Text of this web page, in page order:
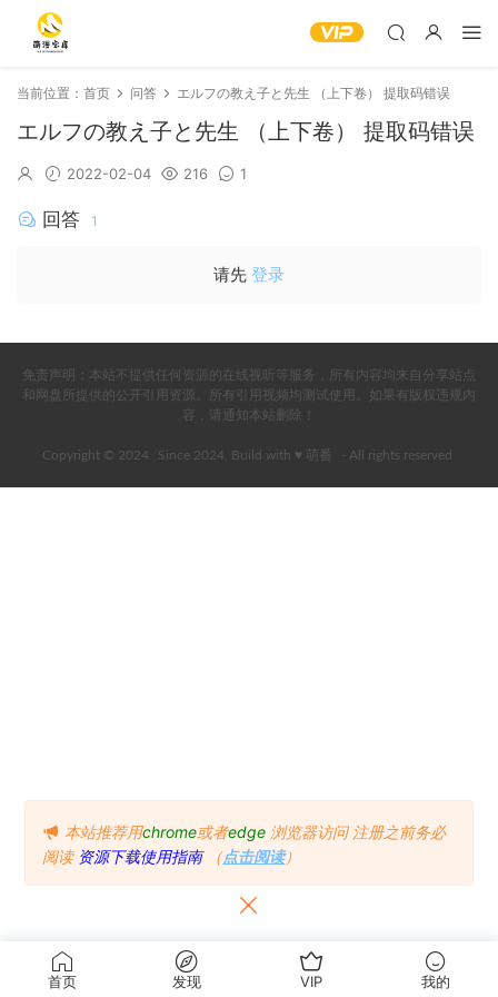
当前位置： 首页 问答 エルフの教え子と先生 （上下卷） 提取码错误
エルフの教え子と先生 （上下卷） 提取码错误
2022-02-04 216 1
回答 1
请先 登录
免责声明：本站不提供任何资源的在线视听等服务，所有内容均来自分享站点
和网盘所提供的公开引用资源。所有引用视频均测试使用。如果有版权违规内
容，请通知本站删除！
Copyright © 2024 Since 2024, Build with ♥ 萌番 - All rights reserved
首页 发现 VIP 我的
本站推荐用chrome或者edge 浏览器访问 注册之前务必
阅读 资源下载使用指南 （点击阅读）